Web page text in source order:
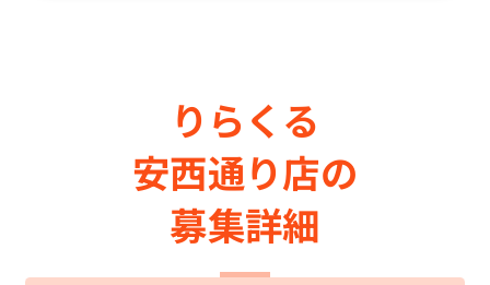
りらくる
安西通り店の
募集詳細